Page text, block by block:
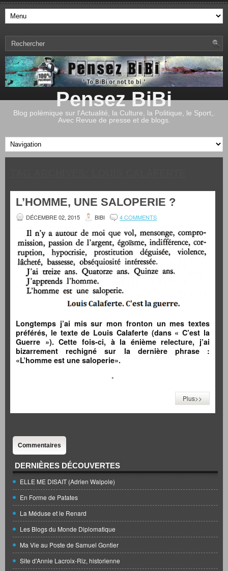
Pensez BiBi
Blog polémique sur l'Actualité, la Culture, la Politique, le Sport,.
Avec Revue de presse et de blogs.
L’HOMME, UNE SALOPERIE ?
DÉCEMBRE 02, 2015 BIBI 4 COMMENTS
Longtemps j’ai mis sur mon fronton un mes textes
préférés, le texte de Louis Calaferte (dans « C’est la
Guerre »). Cette fois-ci, à la énième relecture, j’ai
bizarrement rechigné sur la dernière phrase :
«L’homme est une saloperie».
*
Plus>>
Commentaires
DERNIÈRES DÉCOUVERTES
ELLE ME DISAIT (Adrien Walpole)
En Forme de Patates
La Méduse et le Renard
Les Blogs du Monde Diplomatique
Ma Vie au Poste de Samuel Gontier
Site d'Annie Lacroix-Riz, historienne